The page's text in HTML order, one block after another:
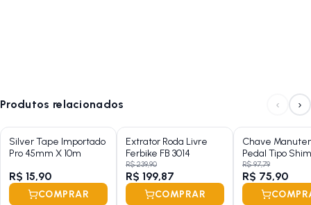
Produtos relacionados ‹ ›
Silver Tape Importado
Pro 45mm X 10m
R$ 15,90
COMPRAR
Extrator Roda Livre
Ferbike FB 3014
R$ 239,90
R$ 199,87
COMPRAR
Chave
Pedal Tipo
Ferbike FB 3008
R$ 97,79
R$ 75,90